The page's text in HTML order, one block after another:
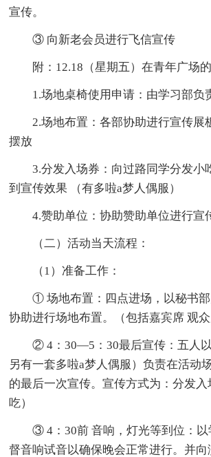
宣传。
③ 向新老会员进行飞信宣传
附：12.18（星期五）在青年广场
1.场地桌椅使用申请：由学习部负
2.场地布置：各部协助进行宣传展
摆放
3.分发入场券：向过路同学分发小
到宣传效果 （有多啦a梦人偶服）
4.赞助单位：协助赞助单位进行宣
（二）活动当天流程：
（1）准备工作：
① 场地布置：四点进场，以秘书
协助进行场地布置。（包括嘉宾席 观众
② 4：30—5：30最后宣传：五人以
另有一套多啦a梦人偶服）负责在活动
的最后一次宣传。宣传方式为：分发
吃）
③ 4：30前 音响，灯光等到位：以
督音响试音以确保晚会正常进行。并